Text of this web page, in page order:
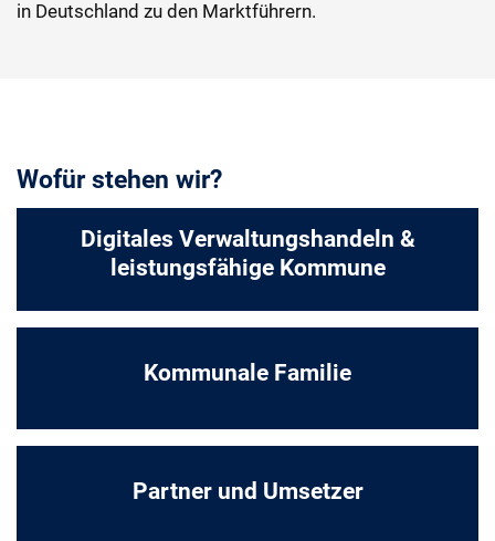
in Deutschland zu den Marktführern.
Wofür stehen wir?
Digitales Verwaltungshandeln &
leistungsfähige Kommune
Kommunale Familie
Partner und Umsetzer